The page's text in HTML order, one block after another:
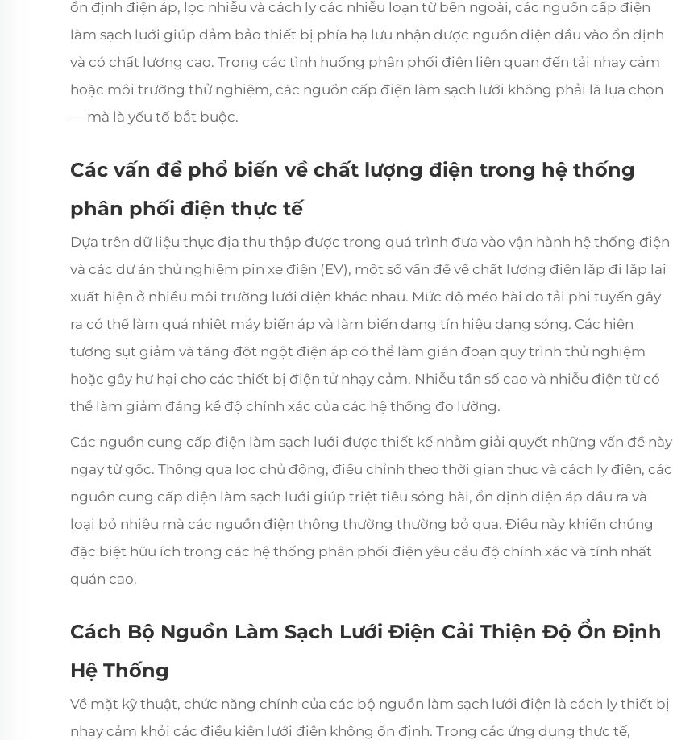
ổn định điện áp, lọc nhiễu và cách ly các nhiễu loạn từ bên ngoài, các nguồn cấp điện
làm sạch lưới giúp đảm bảo thiết bị phía hạ lưu nhận được nguồn điện đầu vào ổn định
và có chất lượng cao. Trong các tình huống phân phối điện liên quan đến tải nhạy cảm
hoặc môi trường thử nghiệm, các nguồn cấp điện làm sạch lưới không phải là lựa chọn
— mà là yếu tố bắt buộc.
Các vấn đề phổ biến về chất lượng điện trong hệ thống
phân phối điện thực tế
Dựa trên dữ liệu thực địa thu thập được trong quá trình đưa vào vận hành hệ thống điện
và các dự án thử nghiệm pin xe điện (EV), một số vấn đề về chất lượng điện lặp đi lặp lại
xuất hiện ở nhiều môi trường lưới điện khác nhau. Mức độ méo hài do tải phi tuyến gây
ra có thể làm quá nhiệt máy biến áp và làm biến dạng tín hiệu dạng sóng. Các hiện
tượng sụt giảm và tăng đột ngột điện áp có thể làm gián đoạn quy trình thử nghiệm
hoặc gây hư hại cho các thiết bị điện tử nhạy cảm. Nhiễu tần số cao và nhiễu điện từ có
thể làm giảm đáng kể độ chính xác của các hệ thống đo lường.
Các nguồn cung cấp điện làm sạch lưới được thiết kế nhằm giải quyết những vấn đề này
ngay từ gốc. Thông qua lọc chủ động, điều chỉnh theo thời gian thực và cách ly điện, các
nguồn cung cấp điện làm sạch lưới giúp triệt tiêu sóng hài, ổn định điện áp đầu ra và
loại bỏ nhiễu mà các nguồn điện thông thường thường bỏ qua. Điều này khiến chúng
đặc biệt hữu ích trong các hệ thống phân phối điện yêu cầu độ chính xác và tính nhất
quán cao.
Cách Bộ Nguồn Làm Sạch Lưới Điện Cải Thiện Độ Ổn Định
Hệ Thống
Về mặt kỹ thuật, chức năng chính của các bộ nguồn làm sạch lưới điện là cách ly thiết bị
nhạy cảm khỏi các điều kiện lưới điện không ổn định. Trong các ứng dụng thực tế,